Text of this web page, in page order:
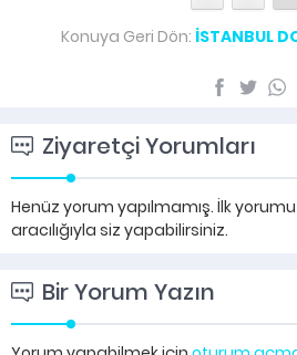
Konuya Geri Dön: İSTANBUL
Ziyaretçi Yorumları
Henüz yorum yapılmamış. İlk
aracılığıyla siz yapabilirsiniz.
Bir Yorum Yazın